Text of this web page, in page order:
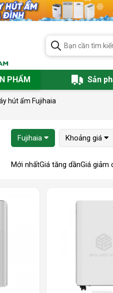
PHẨM Sản
hút ẩm Fujihaia
Fujihaia Khoảng giá
Mới nhấtGiá tăng dầnGiá giảm